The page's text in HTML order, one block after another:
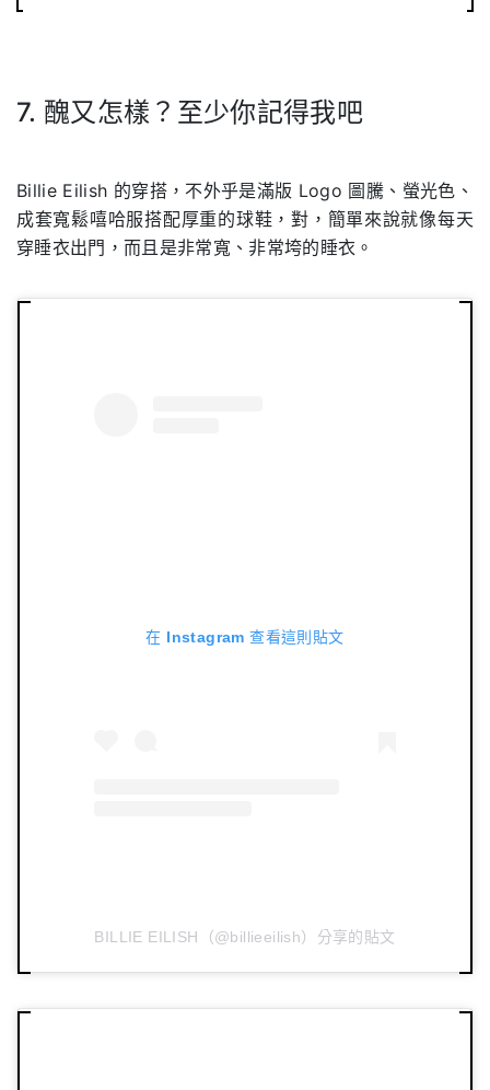
7. 醜又怎樣？至少你記得我吧
Billie Eilish 的穿搭，不外乎是滿版 Logo 圖騰、螢光色、
成套寬鬆嘻哈服搭配厚重的球鞋，對，簡單來說就像每天
穿睡衣出門，而且是非常寬、非常垮的睡衣。
在 Instagram 查看這則貼文
BILLIE EILISH（@billieeilish）分享的貼文